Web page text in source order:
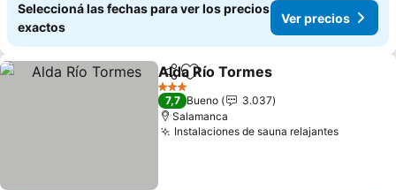
Seleccioná las fechas para ver los precios
exactos
Ver precios
CompartirAñadir a favoritos
Alda Río Tormes
3 Estrellas
7,7 Bueno
3.037
Salamanca
Instalaciones de sauna relajantesVer